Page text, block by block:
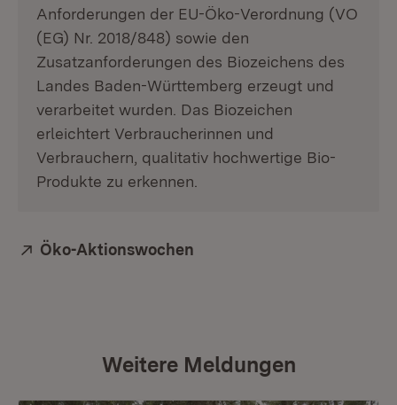
Anforderungen der EU-Öko-Verordnung (VO
(EG) Nr. 2018/848) sowie den
Zusatzanforderungen des Biozeichens des
Landes Baden-Württemberg erzeugt und
verarbeitet wurden. Das Biozeichen
erleichtert Verbraucherinnen und
Verbrauchern, qualitativ hochwertige Bio-
Produkte zu erkennen.
Extern:
Öko-Aktionswochen
Weitere Meldungen